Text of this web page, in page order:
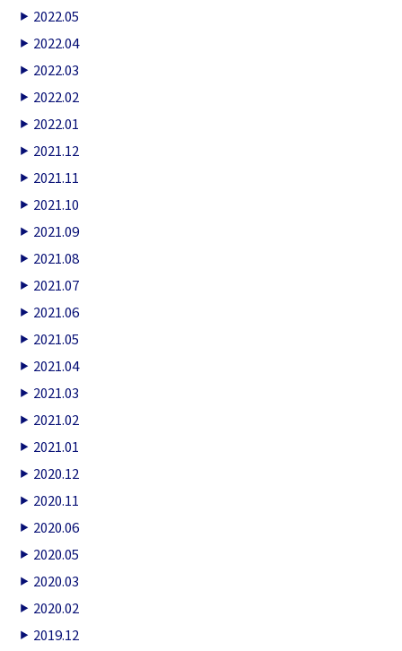
2022.05
2022.04
2022.03
2022.02
2022.01
2021.12
2021.11
2021.10
2021.09
2021.08
2021.07
2021.06
2021.05
2021.04
2021.03
2021.02
2021.01
2020.12
2020.11
2020.06
2020.05
2020.03
2020.02
2019.12